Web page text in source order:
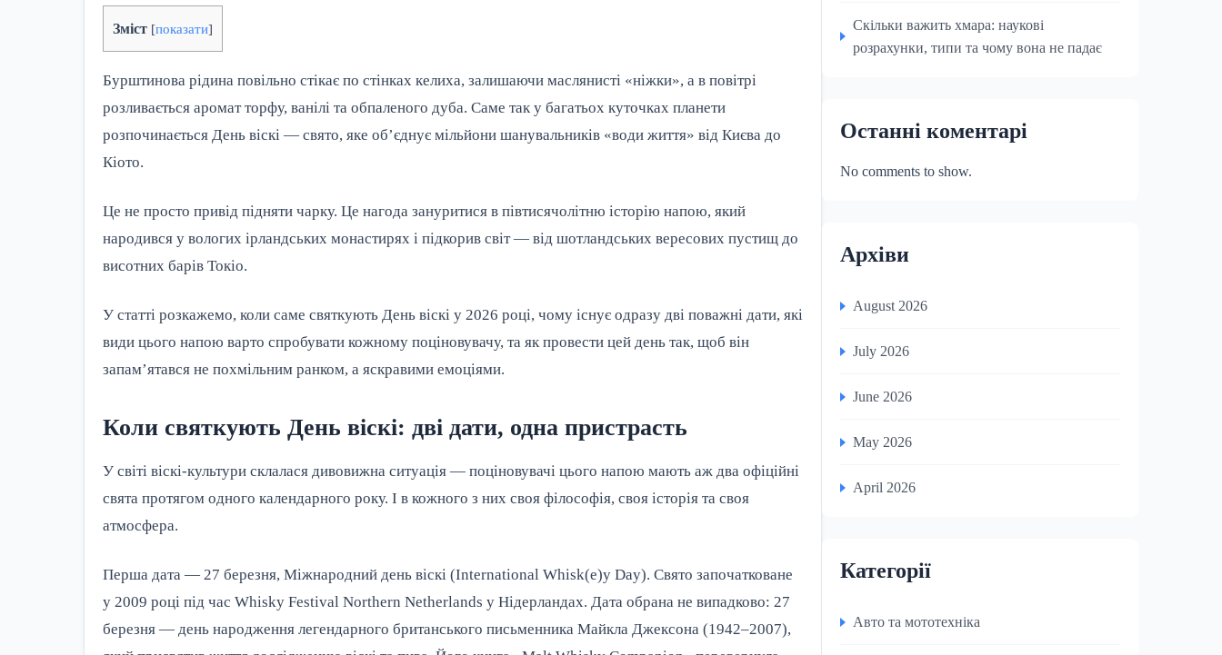
Зміст [показати]
Бурштинова рідина повільно стікає по стінках келиха, залишаючи маслянисті «ніжки», а в повітрі
розливається аромат торфу, ванілі та обпаленого дуба. Саме так у багатьох куточках планети
розпочинається День віскі — свято, яке об’єднує мільйони шанувальників «води життя» від Києва до
Кіото.
Це не просто привід підняти чарку. Це нагода зануритися в півтисячолітню історію напою, який
народився у вологих ірландських монастирях і підкорив світ — від шотландських вересових пустищ до
висотних барів Токіо.
У статті розкажемо, коли саме святкують День віскі у 2026 році, чому існує одразу дві поважні дати, які
види цього напою варто спробувати кожному поціновувачу, та як провести цей день так, щоб він
запам’ятався не похмільним ранком, а яскравими емоціями.
Коли святкують День віскі: дві дати, одна пристрасть
У світі віскі-культури склалася дивовижна ситуація — поціновувачі цього напою мають аж два офіційні
свята протягом одного календарного року. І в кожного з них своя філософія, своя історія та своя
атмосфера.
Перша дата — 27 березня, Міжнародний день віскі (International Whisk(e)y Day). Свято започатковане
у 2009 році під час Whisky Festival Northern Netherlands у Нідерландах. Дата обрана не випадково: 27
березня — день народження легендарного британського письменника Майкла Джексона (1942–2007),
Скільки важить хмара: наукові
розрахунки, типи та чому вона не падає
Останні коментарі
No comments to show.
Архіви
August 2026
July 2026
June 2026
May 2026
April 2026
Категорії
Авто та мототехніка